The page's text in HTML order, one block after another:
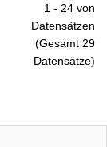
1 - 24von
Datensätzen
(Gesamt 29
Datensätze)